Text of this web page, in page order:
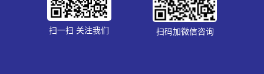
扫一扫 关注我们 扫码加微信咨询